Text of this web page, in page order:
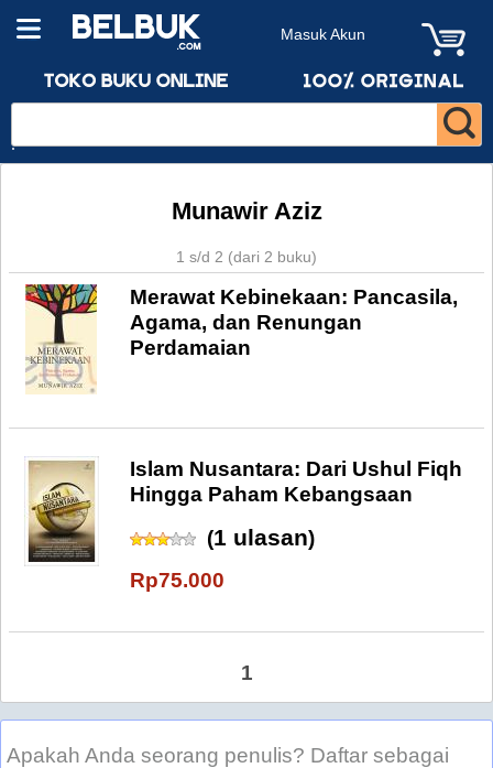
Masuk Akun
Munawir Aziz
1 s/d 2 (dari 2 buku)
Merawat Kebinekaan: Pancasila,
Agama, dan Renungan
Perdamaian
Islam Nusantara: Dari Ushul Fiqh
Hingga Paham Kebangsaan
(1 ulasan)
Rp75.000
1
Apakah Anda seorang penulis? Daftar sebagai